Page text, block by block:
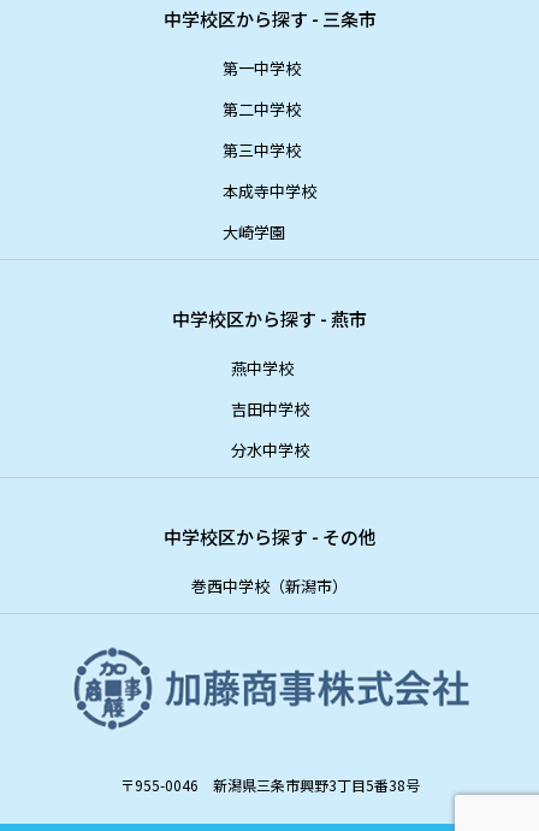
中学校区から探す - 三条市
第一中学校
第二中学校
第三中学校
本成寺中学校
大崎学園
中学校区から探す - 燕市
燕中学校
吉田中学校
分水中学校
中学校区から探す - その他
巻西中学校（新潟市）
〒955-0046 新潟県三条市興野3丁目5番38号